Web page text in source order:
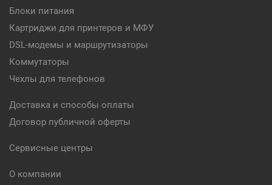
Блоки питания
Картриджи для принтеров и МФУ
DSL-модемы и маршрутизаторы
Коммутаторы
Чехлы для телефонов
Доставка и способы оплаты
Договор публичной оферты
Сервисные центры
О компании